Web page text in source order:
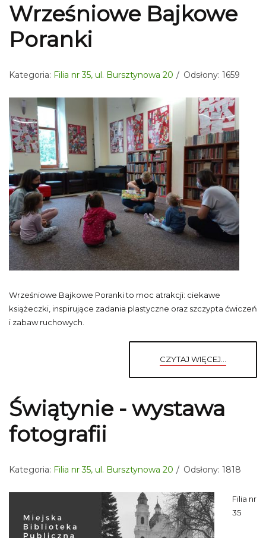
Wrześniowe Bajkowe
Poranki
Kategoria: Filia nr 35, ul. Bursztynowa 20 Odsłony: 1659
Wrześniowe Bajkowe Poranki to moc atrakcji: ciekawe
książeczki, inspirujące zadania plastyczne oraz szczypta ćwiczeń
i zabaw ruchowych.
CZYTAJ WIĘCEJ...
Świątynie - wystawa
fotografii
Kategoria: Filia nr 35, ul. Bursztynowa 20 Odsłony: 1818
Filia nr
35